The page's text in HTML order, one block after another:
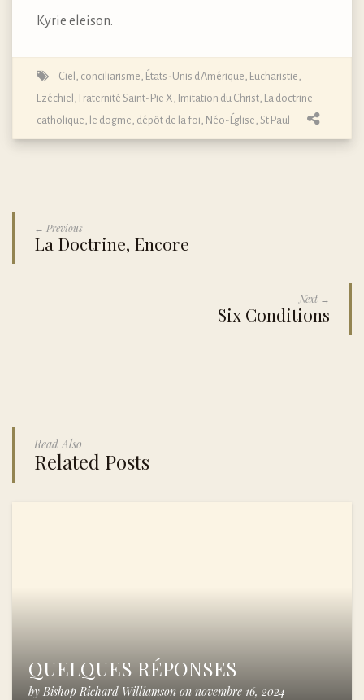
Kyrie eleison.
Ciel conciliarisme États-Unis d'Amérique Eucharistie
Ezéchiel Fraternité Saint-Pie X Imitation du Christ La doctrine
catholique, le dogme, dépôt de la foi Néo-Église St Paul
← Previous
La Doctrine, Encore
Next →
Six Conditions
Read Also
Related Posts
QUELQUES RÉPONSES
by Bishop Richard Williamson on novembre 16, 2024